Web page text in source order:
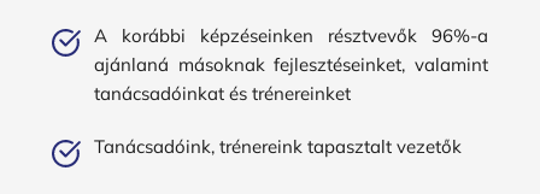
A korábbi képzéseinken résztvevők 96%-a
ajánlaná másoknak fejlesztéseinket, valamint
tanácsadóinkat és trénereinket
Tanácsadóink, trénereink tapasztalt vezetők